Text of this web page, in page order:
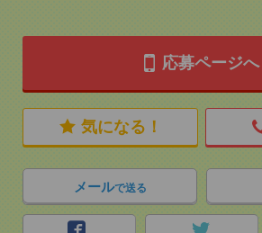
応募ページへ
気になる！
メールで送る